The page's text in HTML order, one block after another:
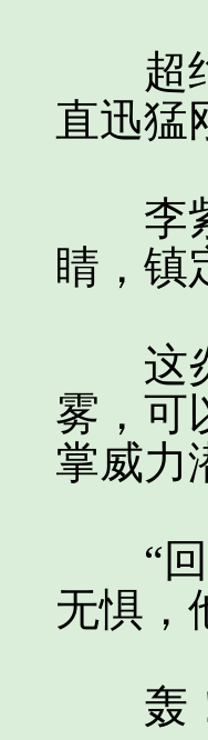
超绝
直迅猛
李紫
睛，镇
这炎
雾，可
掌威力
“回
无惧，
轰